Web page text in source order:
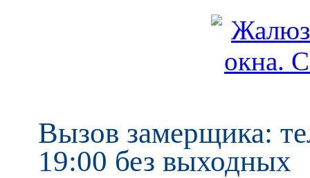
Вызов замерщика:
19:00 без выходных